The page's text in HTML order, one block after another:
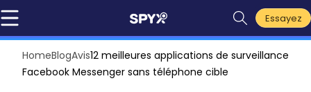
Essayez
HomeBlogAvis12 meilleures applications de surveillance
Facebook Messenger sans téléphone cible